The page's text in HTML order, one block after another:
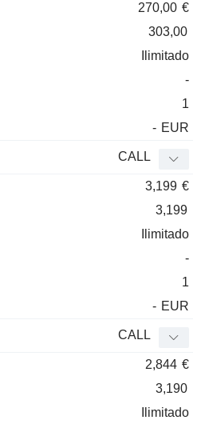
270,00 €
303,00
Ilimitado
-
1
- EUR
CALL
3,199 €
3,199
Ilimitado
-
1
- EUR
CALL
2,844 €
3,190
Ilimitado